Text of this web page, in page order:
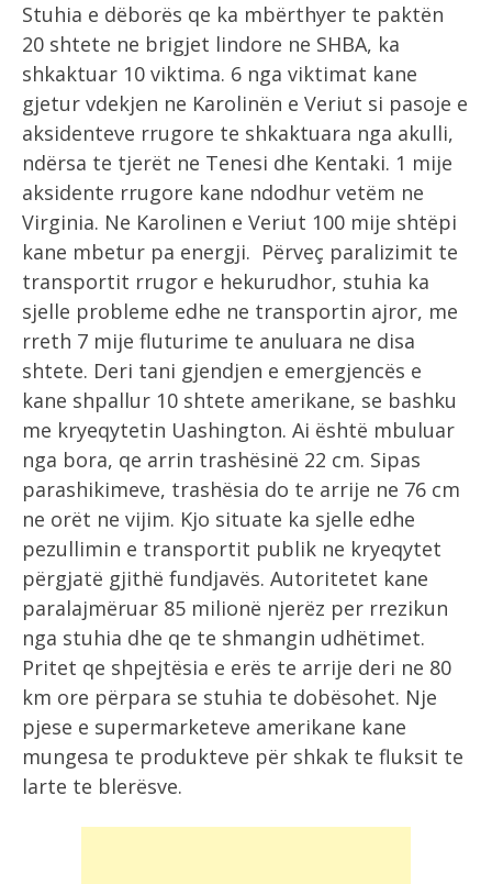
Stuhia e dëborës qe ka mbërthyer te paktën
20 shtete ne brigjet lindore ne SHBA, ka
shkaktuar 10 viktima. 6 nga viktimat kane
gjetur vdekjen ne Karolinën e Veriut si pasoje e
aksidenteve rrugore te shkaktuara nga akulli,
ndërsa te tjerët ne Tenesi dhe Kentaki. 1 mije
aksidente rrugore kane ndodhur vetëm ne
Virginia. Ne Karolinen e Veriut 100 mije shtëpi
kane mbetur pa energji. Përveç paralizimit te
transportit rrugor e hekurudhor, stuhia ka
sjelle probleme edhe ne transportin ajror, me
rreth 7 mije fluturime te anuluara ne disa
shtete. Deri tani gjendjen e emergjencës e
kane shpallur 10 shtete amerikane, se bashku
me kryeqytetin Uashington. Ai është mbuluar
nga bora, qe arrin trashësinë 22 cm. Sipas
parashikimeve, trashësia do te arrije ne 76 cm
ne orët ne vijim. Kjo situate ka sjelle edhe
pezullimin e transportit publik ne kryeqytet
përgjatë gjithë fundjavës. Autoritetet kane
paralajmëruar 85 milionë njerëz per rrezikun
nga stuhia dhe qe te shmangin udhëtimet.
Pritet qe shpejtësia e erës te arrije deri ne 80
km ore përpara se stuhia te dobësohet. Nje
pjese e supermarketeve amerikane kane
mungesa te produkteve për shkak te fluksit te
larte te blerësve.